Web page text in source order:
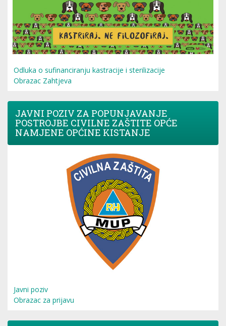
Odluka o sufinanciranju kastracije i sterilizacije
Obrazac Zahtjeva
JAVNI POZIV ZA POPUNJAVANJE
POSTROJBE CIVILNE ZAŠTITE OPĆE
NAMJENE OPĆINE KISTANJE
Javni poziv
Obrazac za prijavu